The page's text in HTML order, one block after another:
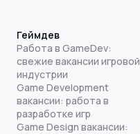
Геймдев
Работа в GameDev:
свежие вакансии игровой
индустрии
Game Development
вакансии: работа в
разработке игр
Game Design вакансии: